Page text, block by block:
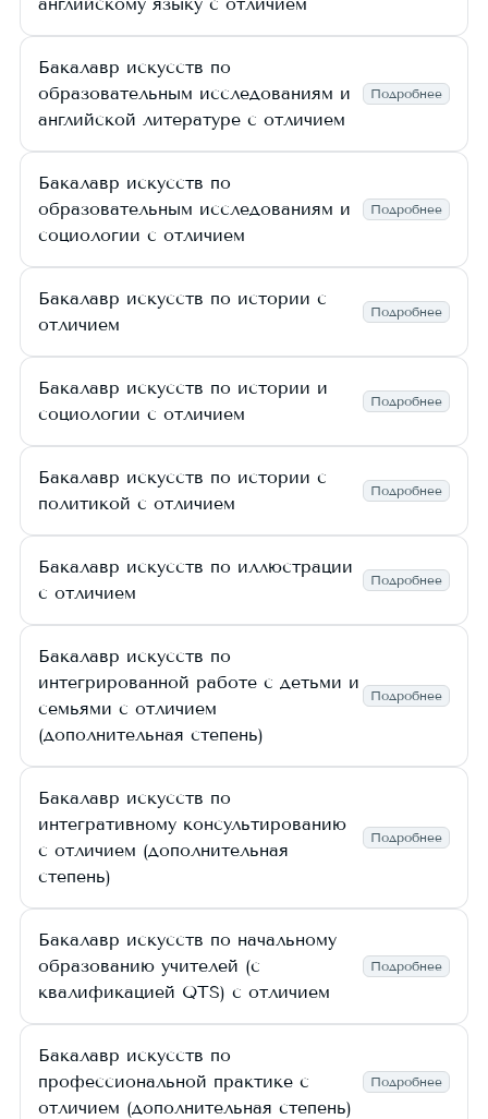
Бакалавр искусств по
образовательным исследованиям и
английской литературе с отличием
Подробнее
Бакалавр искусств по
образовательным исследованиям и
социологии с отличием
Подробнее
Бакалавр искусств по истории с
отличием
Подробнее
Бакалавр искусств по истории и
социологии с отличием
Подробнее
Бакалавр искусств по истории с
политикой с отличием
Подробнее
Бакалавр искусств по иллюстрации
с отличием
Подробнее
Бакалавр искусств по
интегрированной работе с детьми и
семьями с отличием
(дополнительная степень)
Подробнее
Бакалавр искусств по
интегративному консультированию
с отличием (дополнительная
степень)
Подробнее
Бакалавр искусств по начальному
образованию учителей (с
квалификацией QTS) с отличием
Подробнее
Бакалавр искусств по
профессиональной практике с
отличием (дополнительная степень)
Подробнее